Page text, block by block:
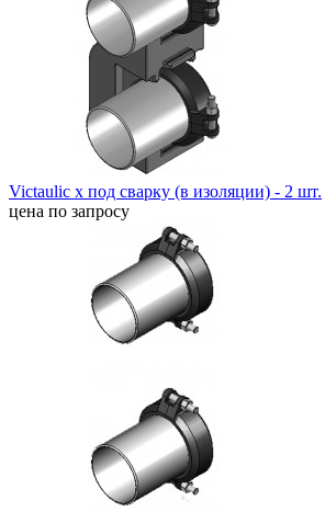
Victaulic x под сварку (в изоляции) - 2 шт.
цена по запросу